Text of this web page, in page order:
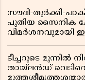
സൗദി-തുർക്കി-
പുതിയ സൈനിക
വിമർശനവുമായി
ടീച്ചറുടെ മുന്നിൽ
തായ്‌ലൻഡ്